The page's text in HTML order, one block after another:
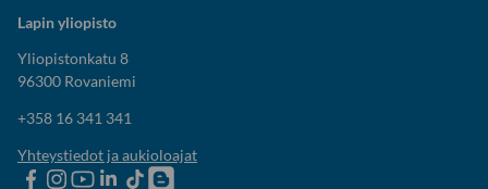
Lapin yliopisto
Yliopistonkatu 8
96300 Rovaniemi
+358 16 341 341
Yhteystiedot ja aukioloajat
LapinLapinLapinLapinLapinOpiskelijaelämää-